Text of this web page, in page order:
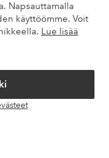
Napsauttamalla
käyttöömme. Voit
Lue lisää